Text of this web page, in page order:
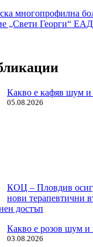
Какво е кафяв шум и
05.08.2026
КОЦ – Пловдив
нови терапевтични
достъп
Какво е розов шум и
03.08.2026